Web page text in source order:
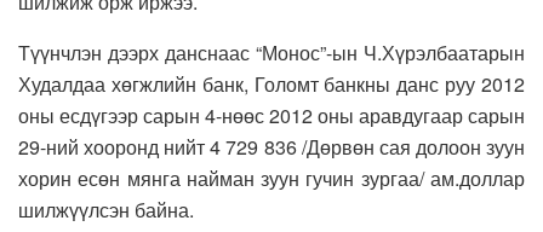
Түүнчлэн дээрх данснаас “Монос”-ын Ч.Хүрэлбаатарын
Худалдаа хөгжлийн банк, Голомт банкны данс руу 2012
оны есдүгээр сарын 4-нөөс 2012 оны аравдугаар сарын
29-ний хооронд нийт 4 729 836 /Дөрвөн сая долоон зуун
хорин есөн мянга найман зуун гучин зургаа/ ам.доллар
шилжүүлсэн байна.